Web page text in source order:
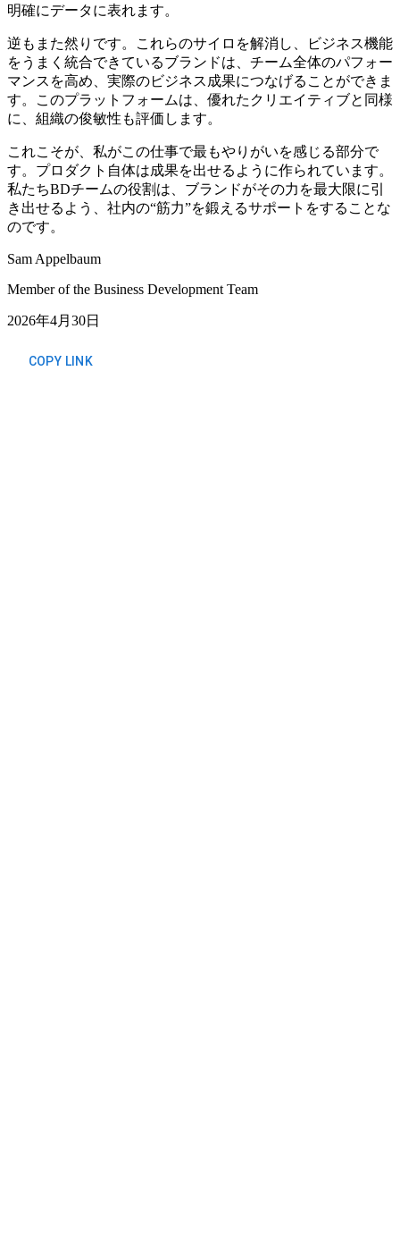
明確にデータに表れます。
逆もまた然りです。これらのサイロを解消し、ビジネス機能
をうまく統合できているブランドは、チーム全体のパフォー
マンスを高め、実際のビジネス成果につなげることができま
す。このプラットフォームは、優れたクリエイティブと同様
に、組織の俊敏性も評価します。
これこそが、私がこの仕事で最もやりがいを感じる部分で
す。プロダクト自体は成果を出せるように作られています。
私たちBDチームの役割は、ブランドがその力を最大限に引
き出せるよう、社内の“筋力”を鍛えるサポートをすることな
のです。
Sam Appelbaum
Member of the Business Development Team
2026年4月30日
COPY LINK